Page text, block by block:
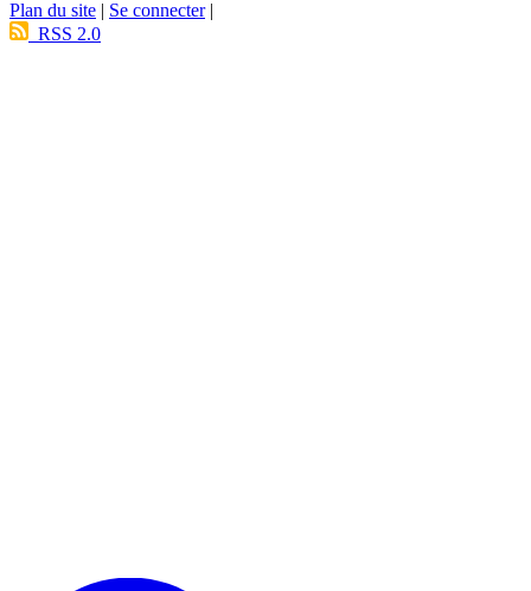
Plan du site | Se connecter|
RSS 2.0